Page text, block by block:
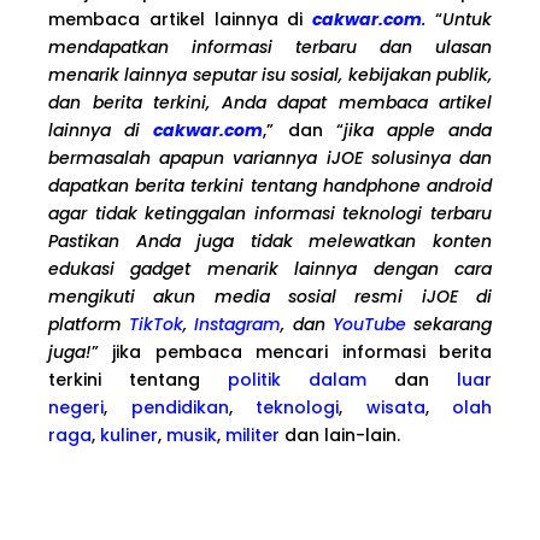
membaca artikel lainnya dicakwar.com.“Untuk
mendapatkan informasi terbaru dan ulasan
menarik lainnya seputar isu sosial, kebijakan publik,
dan berita terkini, Anda dapat membaca artikel
lainnya dicakwar.com,” dan “jika apple anda
bermasalah apapun variannya iJOE solusinya dan
dapatkan berita terkini tentang handphone android
agar tidak ketinggalan informasi teknologi terbaru
Pastikan Anda juga tidak melewatkan konten
edukasi gadget menarik lainnya dengan cara
mengikuti akun media sosial resmi iJOE di
platform TikTok,Instagram, dan YouTubesekarang
juga!” jika pembaca mencari informasi berita
terkini tentang politik dalam dan luar
negeri, pendidikan, teknologi, wisata, olah
raga, kuliner, musik, militer dan lain-lain.